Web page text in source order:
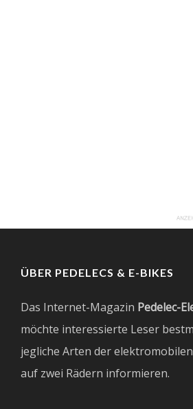
ÜBER PEDELECS & E-BIKES
Das Internet-Magazin Pedelec-
möchte interessierte Leser
jegliche Arten der
auf zwei Rädern informieren.